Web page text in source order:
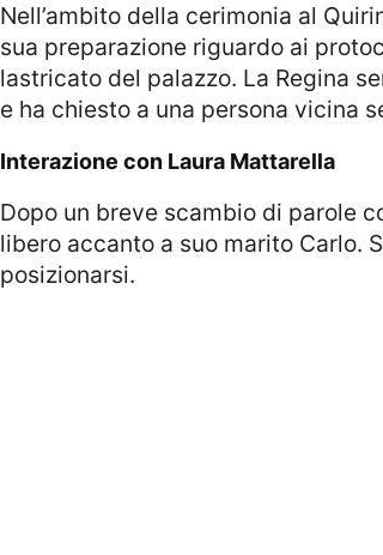
Nell’ambito della cerimonia al Quirinale, si è verificato un lieve momento di confusione per la Regina. Nonostante la
sua preparazione riguardo ai
lastricato del palazzo. La Regina
e ha chiesto a una persona vicina
interazione con Laura Mattarella
Dopo un breve scambio di parole con Laura Mattarella, Camilla ha deciso di muoversi agevolmente verso lo spazio
libero accanto a suo marito Carlo.
posizionarsi.